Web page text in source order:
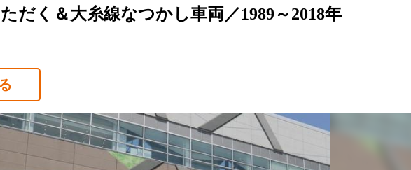
だく＆大糸線なつかし車両／1989～2018年